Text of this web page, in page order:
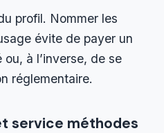
profil. Nommer les
évite de payer un
à l’inverse, de se
réglementaire.
service méthodes